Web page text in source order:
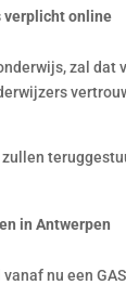
verplicht online
zal
in Antwerpen
nu een